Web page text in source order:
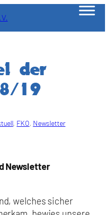
der
19
, FKO, Newsletter
Newsletter
welches sicher